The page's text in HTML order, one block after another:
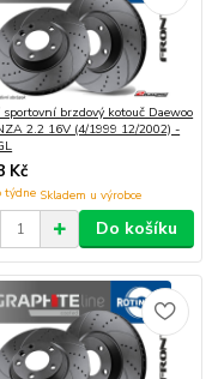
brzdový kotouč Daewoo
2.2 16V (4/1999 12/2002) -
Kč
týdne
Do košíku